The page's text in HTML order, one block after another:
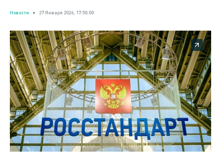
Новости 27 Января 2026, 17:50:00